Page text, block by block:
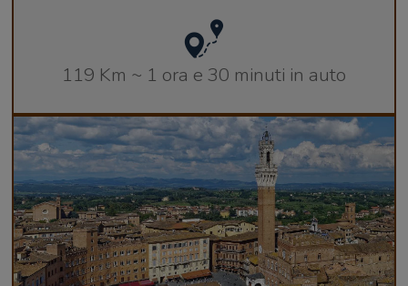
119 Km ~ 1 ora e 30 minuti in auto